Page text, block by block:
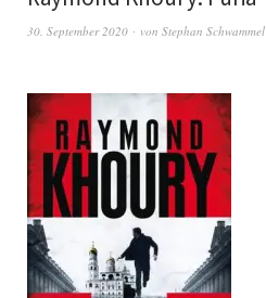
30. September 2020 von Stephan Schwammel